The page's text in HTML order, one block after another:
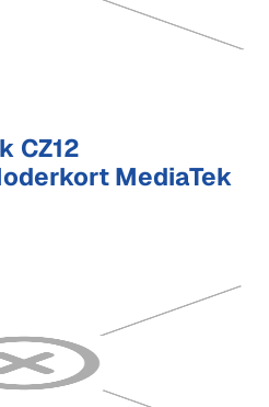
CZ12
MediaTek